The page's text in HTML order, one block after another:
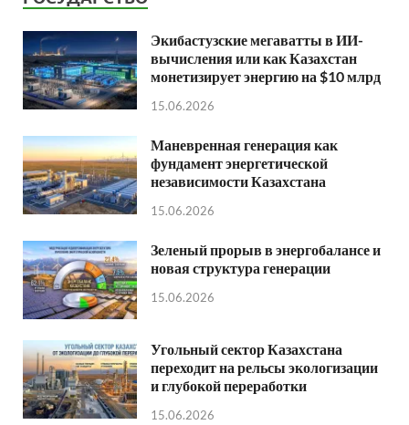
Экибастузские мегаватты в ИИ-
вычисления или как Казахстан
монетизирует энергию на $10 млрд
15.06.2026
Маневренная генерация как
фундамент энергетической
независимости Казахстана
15.06.2026
Зеленый прорыв в энергобалансе и
новая структура генерации
15.06.2026
Угольный сектор Казахстана
переходит на рельсы экологизации
и глубокой переработки
15.06.2026